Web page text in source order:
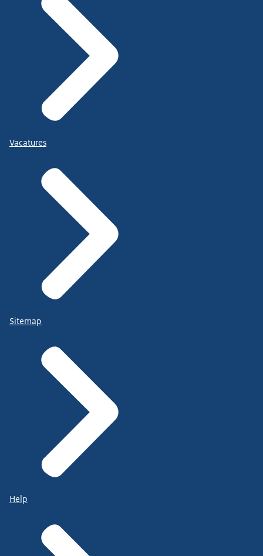
Vacatures
Sitemap
Help